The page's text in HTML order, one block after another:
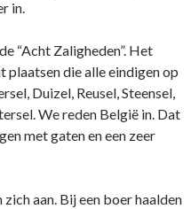
in.
“Acht Zaligheden”. Het
die alle eindigen op
Duizel, Reusel, Steensel,
We reden België in. Dat
met gaten en een zeer
aan. Bij een boer haalden